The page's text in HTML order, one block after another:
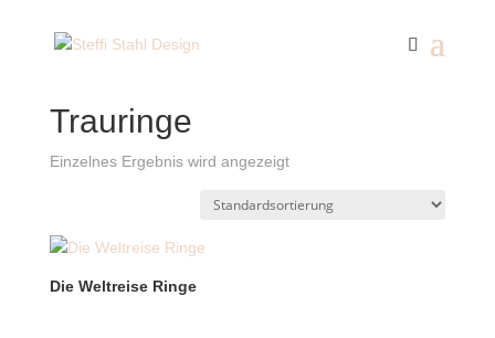
Trauringe
Einzelnes Ergebnis wird angezeigt
Die Weltreise Ringe